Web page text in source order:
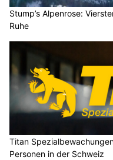
Stump’s Alpenrose:
Ruhe
Titan
Personen in der Schweiz